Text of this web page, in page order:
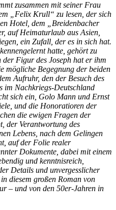
zusammen mit seiner Frau
„Felix Krull“ zu lesen, der sich
Hotel, dem „Breidenbacher
auf Heimaturlaub aus Asien,
ein Zufall, der es in sich hat.
hatte, gehört zu
Figur des Joseph hat er ihm
mögliche Begegnung der beiden
Aufruhr, den der Besuch des
im Nachkriegs-Deutschland
sich ein, Golo Mann und Ernst
und die Honoratioren der
die ewigen Fragen der
der Verantwortung des
Lebens, nach dem Gelingen
auf der Folie realer
Dokumente, dabei mit einem
und kenntnisreich,
Details und unvergesslicher
diesem großen Roman von
– und von den 50er-Jahren in